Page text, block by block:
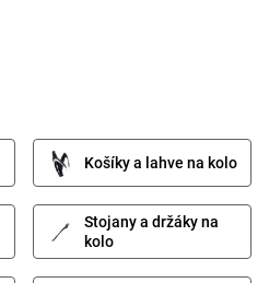
Košíky a lahve na kolo
Stojany a držáky na
kolo